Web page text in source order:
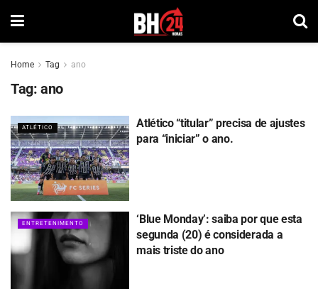
Home Tag ano
Tag: ano
ATLÉTICO
Atlético “titular” precisa de ajustes
para “iniciar” o ano.
ENTRETENIMENTO
‘Blue Monday’: saiba por que esta
segunda (20) é considerada a
mais triste do ano